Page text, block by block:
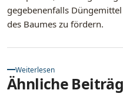
gegebenenfalls
des Baumes zu fördern.
Weiterlesen
Ähnliche